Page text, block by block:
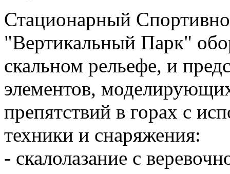
Стационарный
"Вертикальный Парк"
скальном рельефе, и
элементов,
препятствий в горах с
техники и снаряжения:
- скалолазание с